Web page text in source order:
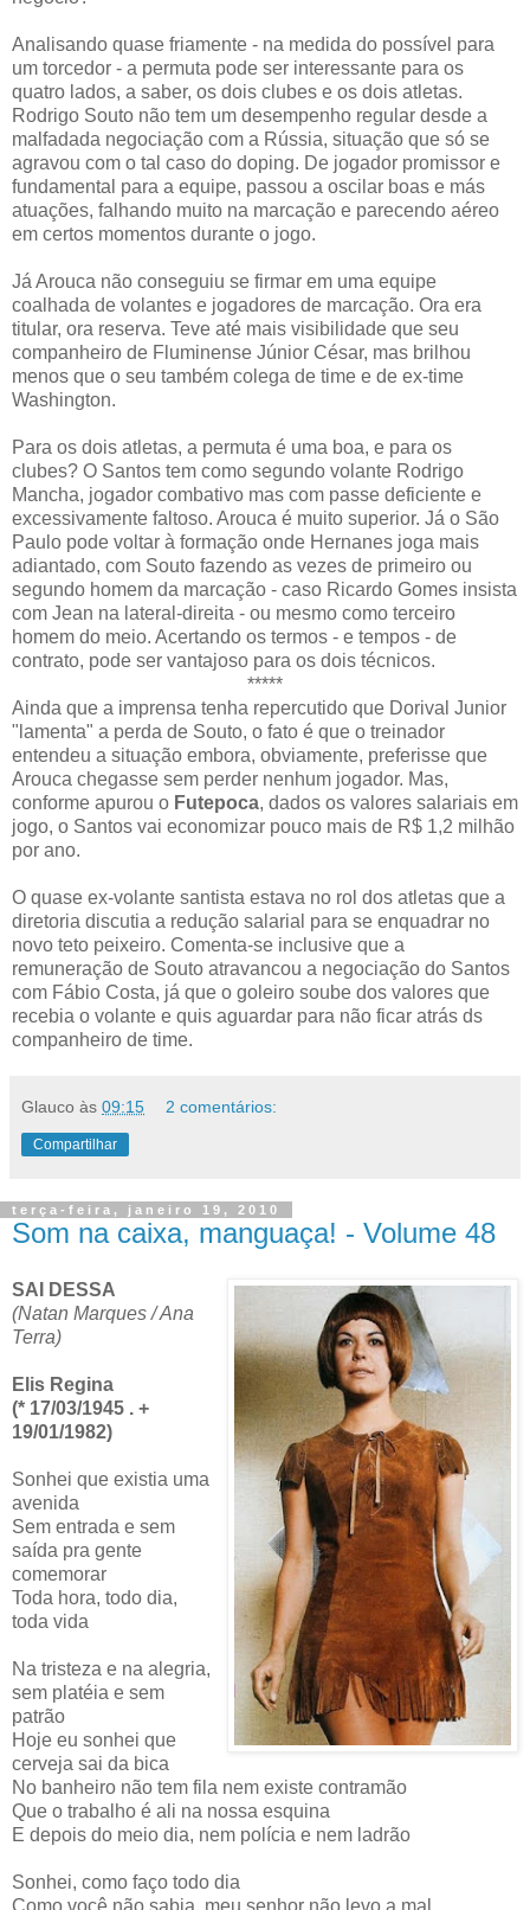
Analisando quase friamente - na medida do possível para
um torcedor - a permuta pode ser interessante para os
quatro lados, a saber, os dois clubes e os dois atletas.
Rodrigo Souto não tem um desempenho regular desde a
malfadada negociação com a Rússia, situação que só se
agravou com o tal caso do doping. De jogador promissor e
fundamental para a equipe, passou a oscilar boas e más
atuações, falhando muito na marcação e parecendo aéreo
em certos momentos durante o jogo.
Já Arouca não conseguiu se firmar em uma equipe
coalhada de volantes e jogadores de marcação. Ora era
titular, ora reserva. Teve até mais visibilidade que seu
companheiro de Fluminense Júnior César, mas brilhou
menos que o seu também colega de time e de ex-time
Washington.
Para os dois atletas, a permuta é uma boa, e para os
clubes? O Santos tem como segundo volante Rodrigo
Mancha, jogador combativo mas com passe deficiente e
excessivamente faltoso. Arouca é muito superior. Já o São
Paulo pode voltar à formação onde Hernanes joga mais
adiantado, com Souto fazendo as vezes de primeiro ou
segundo homem da marcação - caso Ricardo Gomes insista
com Jean na lateral-direita - ou mesmo como terceiro
homem do meio. Acertando os termos - e tempos - de
contrato, pode ser vantajoso para os dois técnicos.
*****
Ainda que a imprensa tenha repercutido que Dorival Junior
"lamenta" a perda de Souto, o fato é que o treinador
entendeu a situação embora, obviamente, preferisse que
Arouca chegasse sem perder nenhum jogador. Mas,
conforme apurou o Futepoca, dados os valores salariais em
jogo, o Santos vai economizar pouco mais de R$ 1,2 milhão
por ano.
O quase ex-volante santista estava no rol dos atletas que a
diretoria discutia a redução salarial para se enquadrar no
novo teto peixeiro. Comenta-se inclusive que a
remuneração de Souto atravancou a negociação do Santos
com Fábio Costa, já que o goleiro soube dos valores que
recebia o volante e quis aguardar para não ficar atrás ds
companheiro de time.
Glauco às 09:15 2 comentários:
Compartilhar
terça-feira, janeiro 19, 2010
Som na caixa, manguaça! - Volume 48
SAI DESSA
(Natan Marques / Ana
Terra)
Elis Regina
(* 17/03/1945 . +
19/01/1982)
Sonhei que existia uma
avenida
Sem entrada e sem
saída pra gente
comemorar
Toda hora, todo dia,
toda vida
Na tristeza e na alegria,
sem platéia e sem
patrão
Hoje eu sonhei que
cerveja sai da bica
No banheiro não tem fila nem existe contramão
Que o trabalho é ali na nossa esquina
E depois do meio dia, nem polícia e nem ladrão
Sonhei, como faço todo dia
Como você não sabia, meu senhor não levo a mal